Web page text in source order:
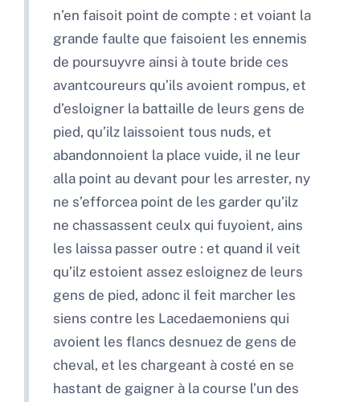
n’en faisoit point de compte : et voiant la
grande faulte que faisoient les ennemis
de poursuyvre ainsi à toute bride ces
avantcoureurs qu’ils avoient rompus, et
d’esloigner la battaille de leurs gens de
pied, qu’ilz laissoient tous nuds, et
abandonnoient la place vuide, il ne leur
alla point au devant pour les arrester, ny
ne s’efforcea point de les garder qu’ilz
ne chassassent ceulx qui fuyoient, ains
les laissa passer outre : et quand il veit
qu’ilz estoient assez esloignez de leurs
gens de pied, adonc il feit marcher les
siens contre les Lacedaemoniens qui
avoient les flancs desnuez de gens de
cheval, et les chargeant à costé en se
hastant de gaigner à la course l’un des